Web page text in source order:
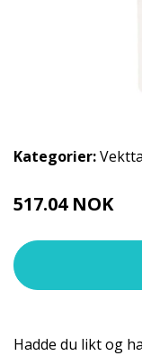
Kategorier:
517.04 NOK
Hadde du likt og